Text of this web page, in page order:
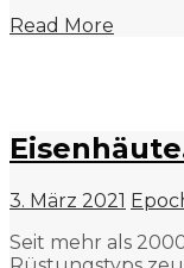
Read More
3. März 2021
Seit mehr als